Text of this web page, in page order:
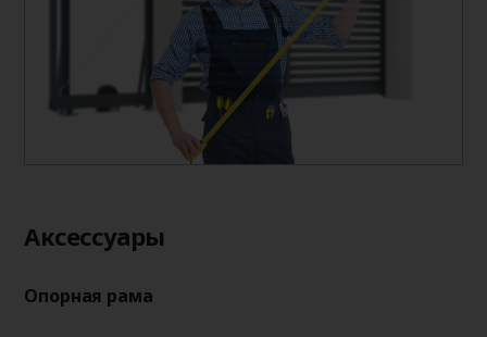
Aксессуары
Опорная рама